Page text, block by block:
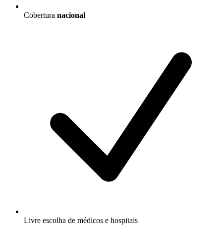
Cobertura nacional
Livre escolha de médicos e hospitais